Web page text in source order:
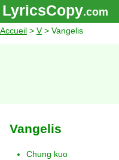
LyricsCopy.com
Accueil > V> Vangelis
Vangelis
Chung kuo